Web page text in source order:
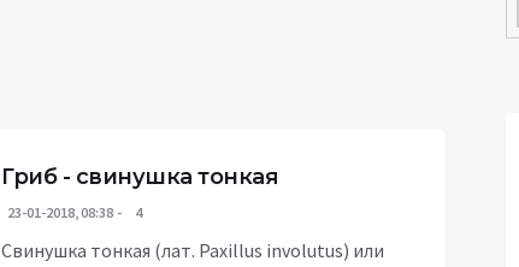
Гриб - свинушка тонкая
23-01-2018, 08:38 4
Свинушка тонкая (лат. Paxillus involutus) или